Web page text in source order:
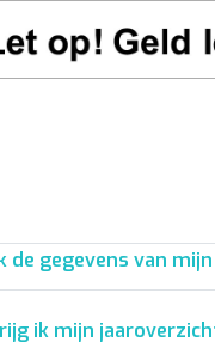
de gegevens van
ik mijn